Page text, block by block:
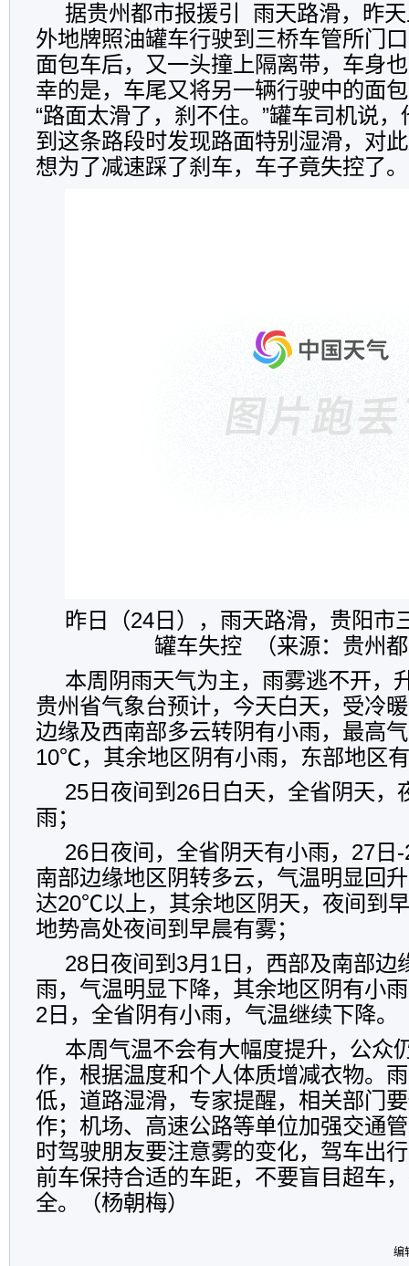
据贵州都市报援引 雨天路滑，昨
外地牌照油罐车行驶到三桥车管所门
面包车后，又一头撞上隔离带，车身
幸的是，车尾又将另一辆行驶中的面
“路面太滑了，刹不住。”罐车司机说
到这条路段时发现路面特别湿滑，对
想为了减速踩了刹车，车子竟失控了。
昨日（24日），雨天路滑，贵阳市
罐车失控 （来源：贵州
本周阴雨天气为主，雨雾逃不开，
贵州省气象台预计，今天白天，受冷
边缘及西南部多云转阴有小雨，最高
10℃，其余地区阴有小雨，东部地区
25日夜间到26日白天，全省阴天，
雨；
26日夜间，全省阴天有小雨，27日
南部边缘地区阴转多云，气温明显回
达20℃以上，其余地区阴天，夜间到
地势高处夜间到早晨有雾；
28日夜间到3月1日，西部及南部边
雨，气温明显下降，其余地区阴有小
2日，全省阴有小雨，气温继续下降。
本周气温不会有大幅度提升，公众
作，根据温度和个人体质增减衣物。
低，道路湿滑，专家提醒，相关部门
作；机场、高速公路等单位加强交通
时驾驶朋友要注意雾的变化，驾车出
前车保持合适的车距，不要盲目超车
全。（杨朝梅）
编